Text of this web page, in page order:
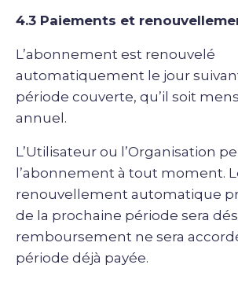
4.3 Paiements et
L’abonnement est renouvelé
automatiquement le jour
période couverte, qu’il soit
annuel.
L’Utilisateur ou l’Organisation
l’abonnement à tout moment.
renouvellement automatique
de la prochaine période sera
remboursement ne sera
période déjà payée.